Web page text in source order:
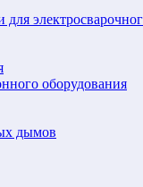
оборудования
дымов